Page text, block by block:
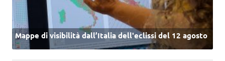
Mappe di visibilità dall’Italia dell'eclissi del 12 agosto